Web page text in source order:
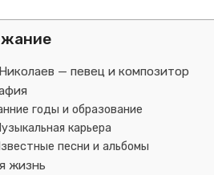
— певец и композитор
годы и образование
карьера
песни и альбомы
жизнь